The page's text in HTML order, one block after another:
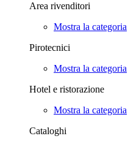
Area rivenditori
Mostra la categoria
Pirotecnici
Mostra la categoria
Hotel e ristorazione
Mostra la categoria
Cataloghi